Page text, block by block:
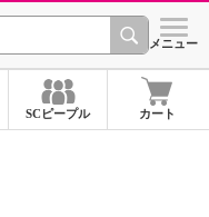
ショッ
メニュー
SCピープル カート